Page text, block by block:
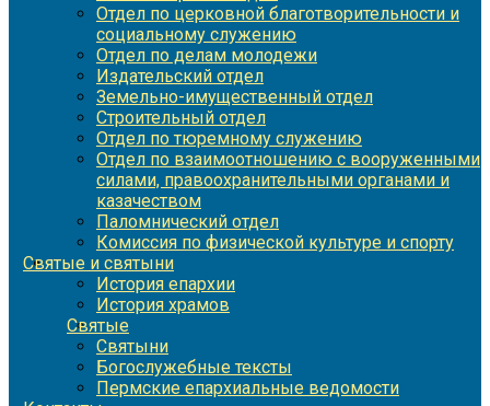
Отдел по церковной благотворительности и
социальному служению
Отдел по делам молодежи
Издательский отдел
Земельно-имущественный отдел
Строительный отдел
Отдел по тюремному служению
Отдел по взаимоотношению с вооруженными
силами, правоохранительными органами и
казачеством
Паломнический отдел
Комиссия по физической культуре и спорту
Святые и святыни
История епархии
История храмов
Святые
Святыни
Богослужебные тексты
Пермские епархиальные ведомости